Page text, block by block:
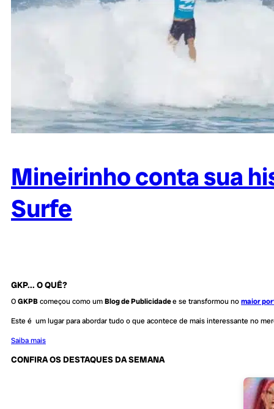
Mineirinho conta sua
Surfe
GKP... O QUÊ?
OGKPBcomeçou como umBlog de Publicidadee se transformou nomaior
Este é um lugar para abordar tudo o que acontece de mais interessante no
Saiba mais
CONFIRA OS DESTAQUES DA SEMANA